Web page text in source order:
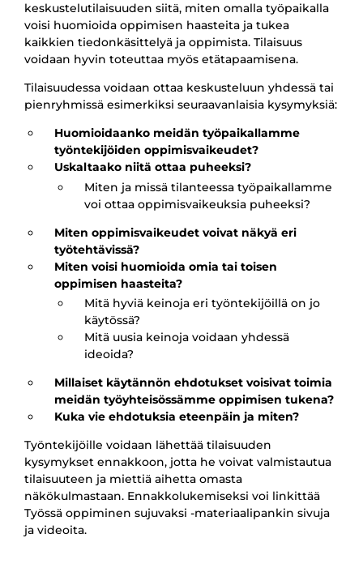
keskustelutilaisuuden siitä, miten omalla työpaikalla
voisi huomioida oppimisen haasteita ja tukea
kaikkien tiedonkäsittelyä ja oppimista. Tilaisuus
voidaan hyvin toteuttaa myös etätapaamisena.
Tilaisuudessa voidaan ottaa keskusteluun yhdessä tai
pienryhmissä esimerkiksi seuraavanlaisia kysymyksiä:
Huomioidaanko meidän työpaikallamme
työntekijöiden oppimisvaikeudet?
Uskaltaako niitä ottaa puheeksi?
Miten ja missä tilanteessa työpaikallamme
voi ottaa oppimisvaikeuksia puheeksi?
Miten oppimisvaikeudet voivat näkyä eri
työtehtävissä?
Miten voisi huomioida omia tai toisen
oppimisen haasteita?
Mitä hyviä keinoja eri työntekijöillä on jo
käytössä?
Mitä uusia keinoja voidaan yhdessä
ideoida?
Millaiset käytännön ehdotukset voisivat toimia
meidän työyhteisössämme oppimisen tukena?
Kuka vie ehdotuksia eteenpäin ja miten?
Työntekijöille voidaan lähettää tilaisuuden
kysymykset ennakkoon, jotta he voivat valmistautua
tilaisuuteen ja miettiä aihetta omasta
näkökulmastaan. Ennakkolukemiseksi voi linkittää
Työssä oppiminen sujuvaksi -materiaalipankin sivuja
ja videoita.